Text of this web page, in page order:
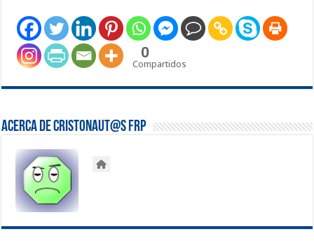
0
Compartidos
Acerca de Cristonaut@s FRP